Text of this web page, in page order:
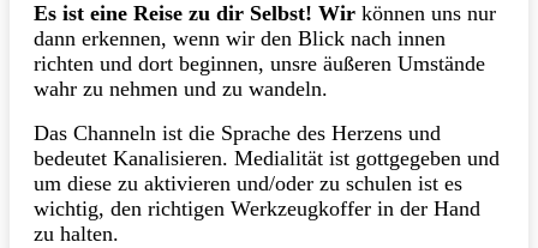
Es ist eine Reise zu dir Selbst! Wir können uns nur
dann erkennen, wenn wir den Blick nach innen
richten und dort beginnen, unsre äußeren Umstände
wahr zu nehmen und zu wandeln.
Das Channeln ist die Sprache des Herzens und
bedeutet Kanalisieren. Medialität ist gottgegeben und
um diese zu aktivieren und/oder zu schulen ist es
wichtig, den richtigen Werkzeugkoffer in der Hand
zu halten.